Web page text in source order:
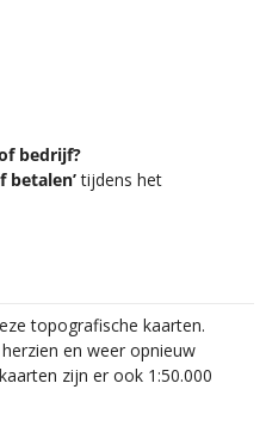
bedrijf?
betalen’tijdens het
topografische kaarten.
en weer opnieuw
zijn er ook 1:50.000